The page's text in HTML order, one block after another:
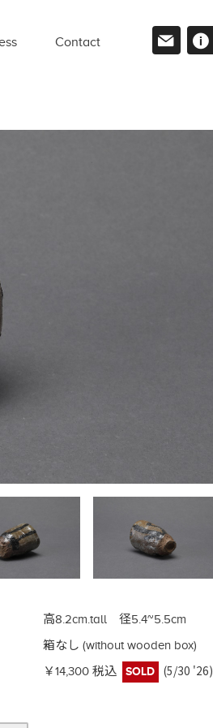
Contact
高8.2cm.tall 径5.4~5.5cm
箱なし (without wooden box)
￥14,300 税込
SOLD (5/30 '26)